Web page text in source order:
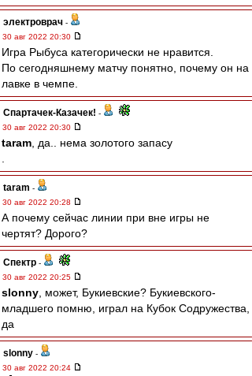
электроврач -
30 авг 2022 20:30
Игра Рыбуса категорически не нравится.
По сегодняшнему матчу понятно, почему он на
лавке в чемпе.
Спартачек-Казачек! -
30 авг 2022 20:30
taram , да.. нема золотого запасу
taram -
30 авг 2022 20:28
А почему сейчас линии при вне игры не
чертят? Дорого?
Спектр -
30 авг 2022 20:25
slonny , может, Букиевские? Букиевского-
младшего помню, играл на Кубок Содружества,
да
slonny -
30 авг 2022 20:24